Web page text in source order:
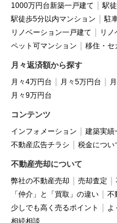
1000万円台新築一戸建て
駅
駅徒歩5分以内マンション
駐
リノベーション一戸建て
リノ
ペット可マンション
移住・セ
月々返済額から探す
月々4万円台 月々5万円台
月々9万円台
コンテンツ
インフォメーション 建築実績
不動産広告チラシ
税金につい
不動産売却について
弊社の不動産売却 売却査定
「仲介」と「買取」の違い
不
少しでも高く売るポイント
よ
相続相談